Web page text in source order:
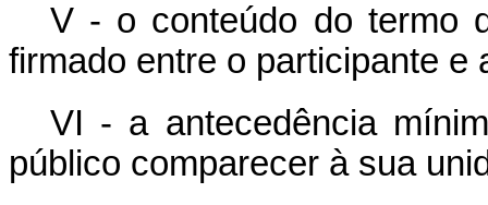
V - o conteúdo do termo
firmado entre o participante e
VI - a antecedência
público comparecer à sua